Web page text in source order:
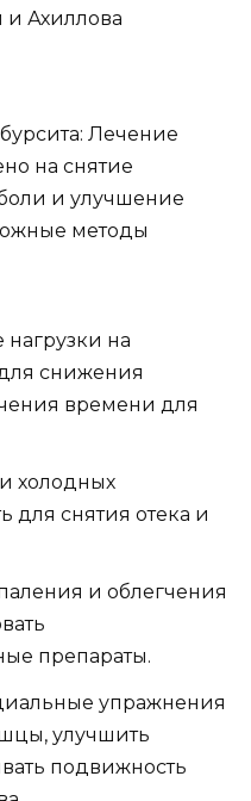
и Ахиллова
Лечение
на снятие
и улучшение
методы
на
снижения
времени для
холодных
для снятия отека и
и облегчения
препараты.
упражнения
улучшить
подвижность